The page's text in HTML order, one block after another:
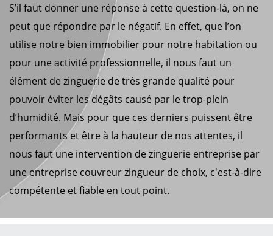
S’il faut donner une réponse à cette question-là, on ne
peut que répondre par le négatif. En effet, que l’on
utilise notre bien immobilier pour notre habitation ou
pour une activité professionnelle, il nous faut un
élément de zinguerie de très grande qualité pour
pouvoir éviter les dégâts causé par le trop-plein
d’humidité. Mais pour que ces derniers puissent être
performants et être à la hauteur de nos attentes, il
nous faut une intervention de zinguerie entreprise par
une entreprise couvreur zingueur de choix, c'est-à-dire
compétente et fiable en tout point.